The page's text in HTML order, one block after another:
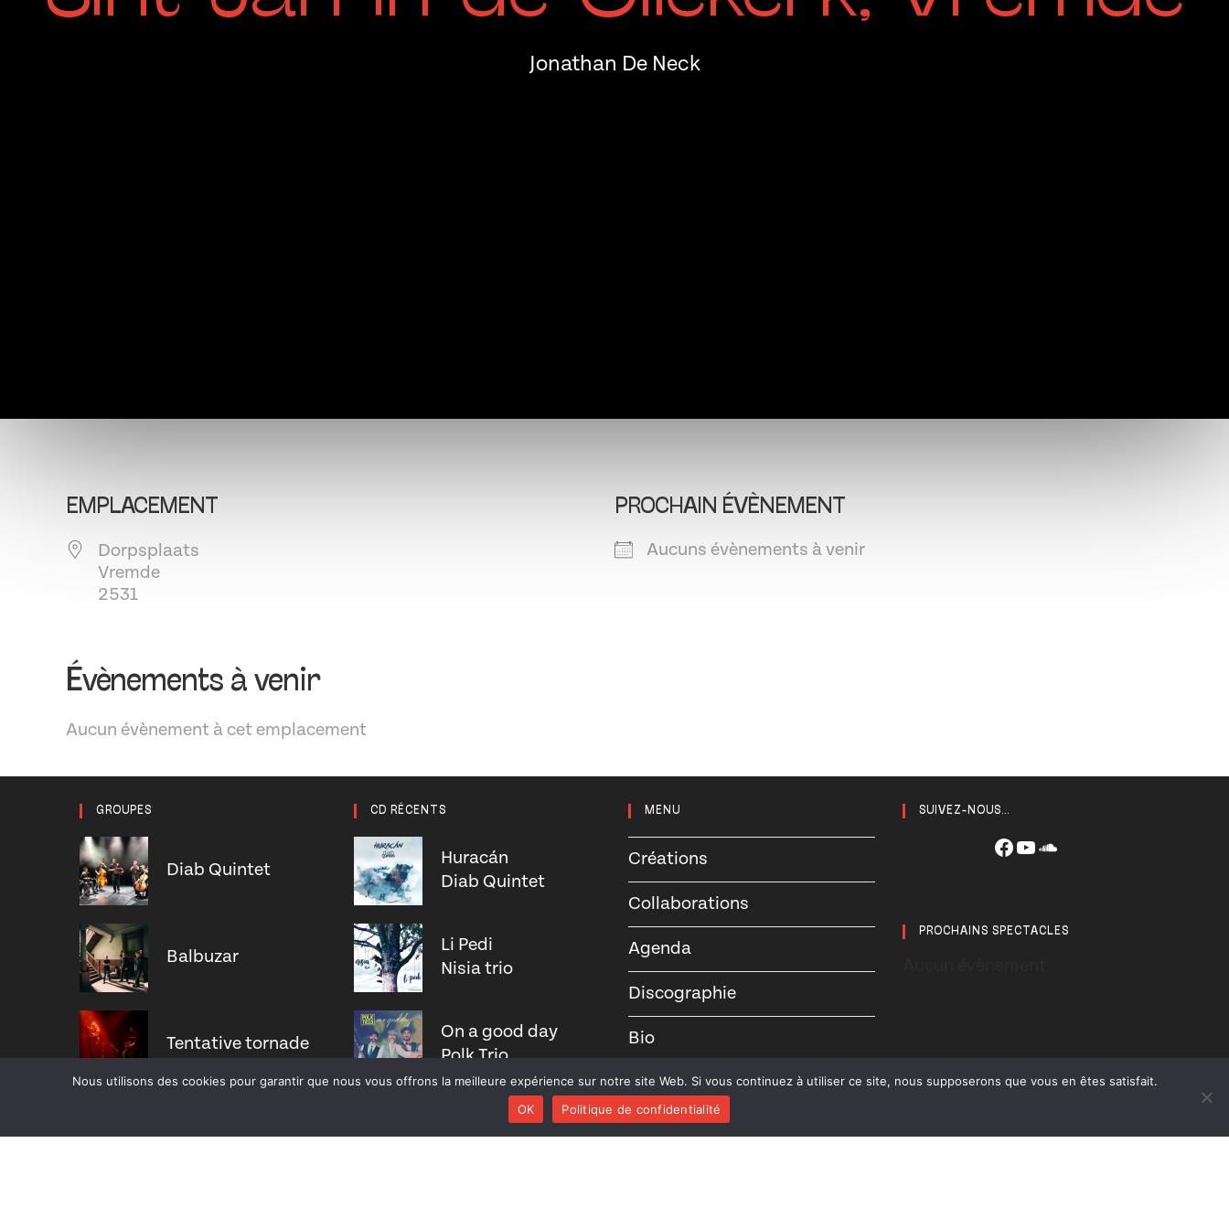
Jonathan De Neck
EMPLACEMENT
Dorpsplaats
Vremde
2531
PROCHAIN ÉVÈNEMENT
Aucuns évènements à venir
Évènements à venir
Aucun évènement à cet emplacement
GROUPES
Diab Quintet
Balbuzar
Tentative tornade
CD RÉCENTS
Huracán
Diab Quintet
Li Pedi
Nisia trio
On a good day
Polk Trio
Plumestra
Balbuzar
MENU
Créations
Collaborations
Agenda
Discographie
Bio
Contact
SUIVEZ-NOUS...
Facebook
YouTubeSoundCloud
PROCHAINS SPECTACLES
Nous utilisons des cookies pour garantir que nous vous offrons la meilleure expérience sur notre site Web. Si vous continuez à utiliser ce site, nous supposerons que vous en êtes satisfait.
OK
Politique de confidentialité